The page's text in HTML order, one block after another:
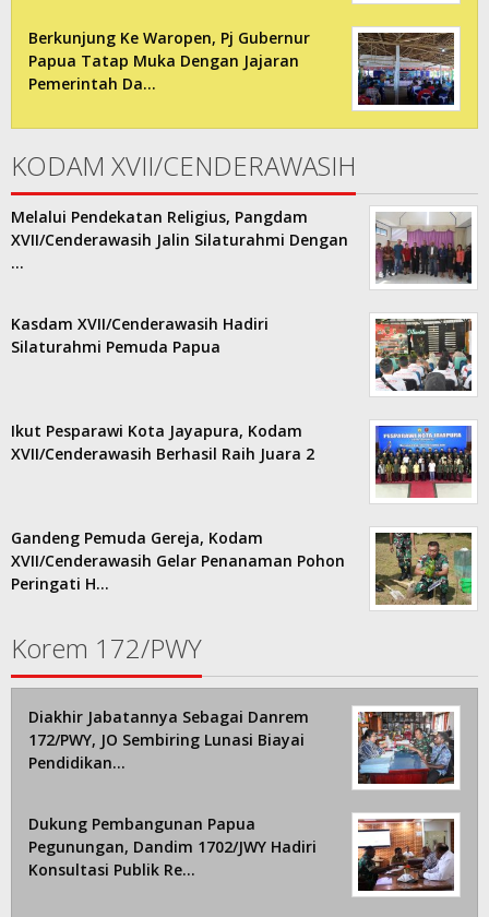
Berkunjung Ke Waropen, Pj Gubernur
Papua Tatap Muka Dengan Jajaran
Pemerintah Da…
KODAM XVII/CENDERAWASIH
Melalui Pendekatan Religius, Pangdam
XVII/Cenderawasih Jalin Silaturahmi Dengan
…
Kasdam XVII/Cenderawasih Hadiri
Silaturahmi Pemuda Papua
Ikut Pesparawi Kota Jayapura, Kodam
XVII/Cenderawasih Berhasil Raih Juara 2
Gandeng Pemuda Gereja, Kodam
XVII/Cenderawasih Gelar Penanaman Pohon
Peringati H…
Korem 172/PWY
Diakhir Jabatannya Sebagai Danrem
172/PWY, JO Sembiring Lunasi Biayai
Pendidikan…
Dukung Pembangunan Papua
Pegunungan, Dandim 1702/JWY Hadiri
Konsultasi Publik Re…